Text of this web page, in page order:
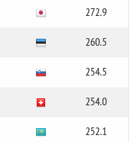
272.9
260.5
254.5
254.0
252.1